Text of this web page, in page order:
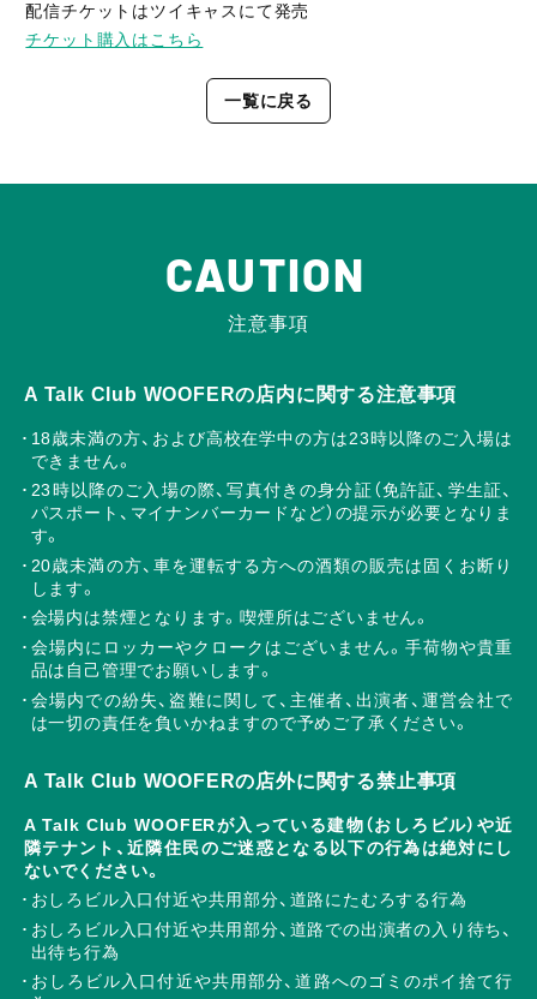
配信チケットはツイキャスにて発売
チケット購入はこちら
一覧に戻る
CAUTION
注意事項
A Talk Club WOOFERの店内に関する注意事項
18歳未満の方、および高校在学中の方は23時以降のご入場は
できません。
23時以降のご入場の際、写真付きの身分証（免許証、学生証、
パスポート、マイナンバーカードなど）の提示が必要となりま
す。
20歳未満の方、車を運転する方への酒類の販売は固くお断り
します。
会場内は禁煙となります。喫煙所はございません。
会場内にロッカーやクロークはございません。手荷物や貴重
品は自己管理でお願いします。
会場内での紛失、盗難に関して、主催者、出演者、運営会社で
は一切の責任を負いかねますので予めご了承ください。
A Talk Club WOOFERの店外に関する禁止事項
A Talk Club WOOFERが入っている建物（おしろビル）や近
隣テナント、近隣住民のご迷惑となる以下の行為は絶対にし
ないでください。
おしろビル入口付近や共用部分、道路にたむろする行為
おしろビル入口付近や共用部分、道路での出演者の入り待ち、
出待ち行為
おしろビル入口付近や共用部分、道路へのゴミのポイ捨て行